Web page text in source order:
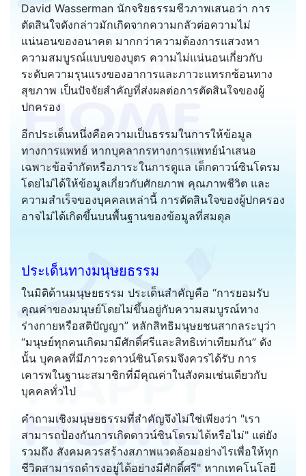
David Wasserman นักจริยธรรมชีวภาพเสนอว่า การ
ตัดสินใจดังกล่าวมักเกิดจากความกลัวต่อความไม่
แน่นอนของอนาคต มากกว่าความต้องการแสวงหา
ความสมบูรณ์แบบของบุตร ความไม่แน่นอนเกี่ยวกับ
ระดับความรุนแรงของอาการและภาวะแทรกซ้อนทาง
สุขภาพ เป็นปัจจัยสำคัญที่ส่งผลต่อการตัดสินใจของผู้
ปกครอง
อีกประเด็นหนึ่งคือความเป็นธรรมในการให้ข้อมูล
ทางการแพทย์ หากบุคลากรทางการแพทย์นำเสนอ
เฉพาะข้อจำกัดหรือภาระในการดูแล เด็กดาวน์ซินโดรม
โดยไม่ได้ให้ข้อมูลเกี่ยวกับศักยภาพ คุณภาพชีวิต และ
ความสำเร็จของบุคคลเหล่านี้ การตัดสินใจของผู้ปกครอง
อาจไม่ได้เกิดขึ้นบนพื้นฐานของข้อมูลที่สมดุล
ประเด็นทางมนุษยธรรม
ในมิติด้านมนุษยธรรม ประเด็นสำคัญคือ “การยอมรับ
คุณค่าของมนุษย์โดยไม่ขึ้นอยู่กับความสมบูรณ์ทาง
ร่างกายหรือสติปัญญา” หลักสิทธิมนุษยชนสากลระบุว่า
“มนุษย์ทุกคนเกิดมามีศักดิ์ศรีและสิทธิเท่าเทียมกัน” ดัง
นั้น บุคคลที่มีภาวะดาวน์ซินโดรมจึงควรได้รับ การ
เคารพในฐานะสมาชิกที่มีคุณค่าในสังคมเช่นเดียวกับ
บุคคลทั่วไป
คำถามเชิงมนุษยธรรมที่สำคัญจึงไม่ใช่เพียงว่า "เรา
สามารถป้องกันการเกิดดาวน์ซินโดรมได้หรือไม่" แต่ยัง
รวมถึง สังคมควรสร้างสภาพแวดล้อมอย่างไรเพื่อให้ทุก
ชีวิตสามารถดำรงอยู่ได้อย่างมีศักดิ์ศรี" หากเทคโนโลยี